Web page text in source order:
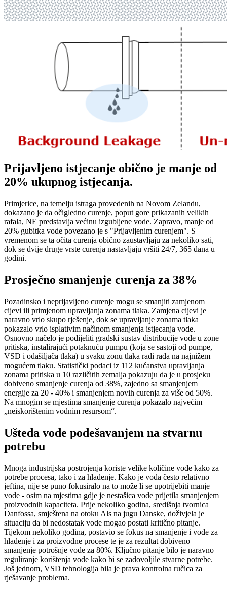
Prijavljeno istjecanje obično je manje od
20% ukupnog istjecanja.
Primjerice, na temelju istraga provedenih na Novom Zelandu,
dokazano je da očigledno curenje, poput gore prikazanih velikih
rafala, NE predstavlja većinu izgubljene vode. Zapravo, manje od
20% gubitka vode povezano je s "Prijavljenim curenjem". S
vremenom se ta očita curenja obično zaustavljaju za nekoliko sati,
dok se dvije druge vrste curenja nastavljaju vršiti 24/7, 365 dana u
godini.
Prosječno smanjenje curenja za 38%
Pozadinsko i neprijavljeno curenje mogu se smanjiti zamjenom
cijevi ili primjenom upravljanja zonama tlaka. Zamjena cijevi je
naravno vrlo skupo rješenje, dok se upravljanje zonama tlaka
pokazalo vrlo isplativim načinom smanjenja istjecanja vode.
Osnovno načelo je podijeliti gradski sustav distribucije vode u zone
pritiska, instalirajući potaknuću pumpu (koja se sastoji od pumpe,
VSD i odašiljača tlaka) u svaku zonu tlaka radi rada na najnižem
mogućem tlaku. Statistički podaci iz 112 kućanstva upravljanja
zonama pritiska u 10 različitih zemalja pokazuju da je u prosjeku
dobiveno smanjenje curenja od 38%, zajedno sa smanjenjem
energije za 20 - 40% i smanjenjem novih curenja za više od 50%.
Na mnogim se mjestima smanjenje curenja pokazalo najvećim
„neiskorištenim vodnim resursom“.
Ušteda vode podešavanjem na stvarnu
potrebu
Mnoga industrijska postrojenja koriste velike količine vode kako za
potrebe procesa, tako i za hlađenje. Kako je voda često relativno
jeftina, nije se puno fokusiralo na to može li se upotrijebiti manje
vode - osim na mjestima gdje je nestašica vode prijetila smanjenjem
proizvodnih kapaciteta. Prije nekoliko godina, središnja tvornica
Danfossa, smještena na otoku Als na jugu Danske, doživjela je
situaciju da bi nedostatak vode mogao postati kritično pitanje.
Tijekom nekoliko godina, postavio se fokus na smanjenje i vode za
hlađenje i za proizvodne procese te je za rezultat dobiveno
smanjenje potrošnje vode za 80%. Ključno pitanje bilo je naravno
reguliranje korištenja vode kako bi se zadovoljile stvarne potrebe.
Još jednom, VSD tehnologija bila je prava kontrolna ručica za
rješavanje problema.